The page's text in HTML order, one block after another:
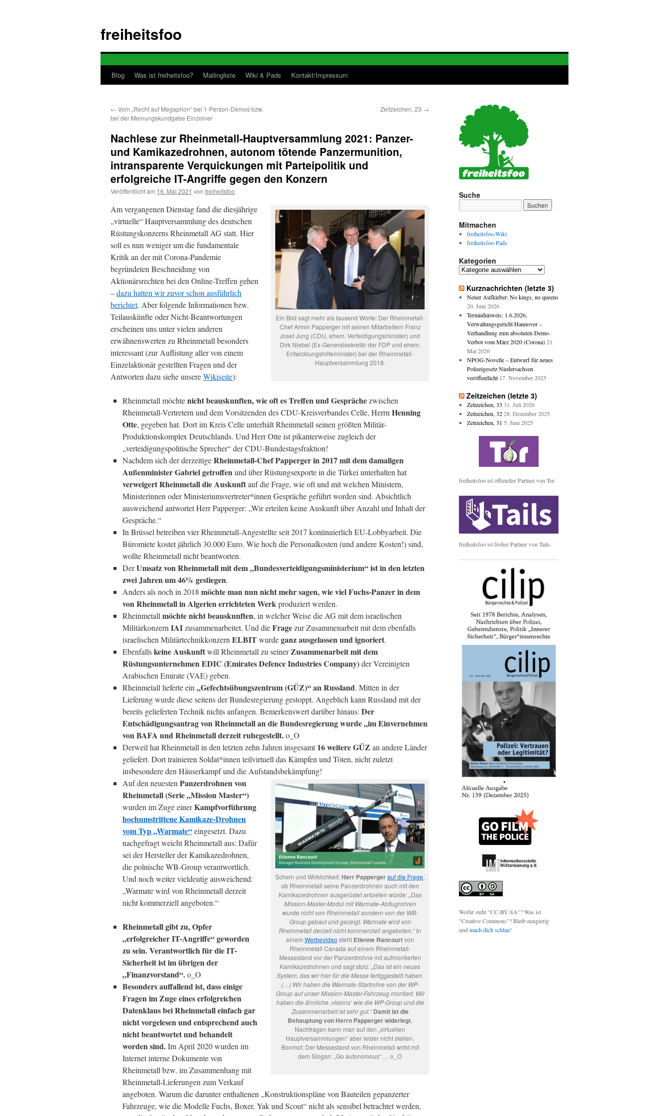
springen
freiheitsfoo
Blog Was ist freiheitsfoo? Mailingliste Wiki & Pads Kontakt/Impressum
← Vom „Recht auf Megaphon“ bei 1-Person-Demos bzw.
bei der Meinungskundgabe Einzelner
Zeitzeichen, 23 →
Nachlese zur Rheinmetall-Hauptversammlung 2021: Panzer-
und Kamikazedrohnen, autonom tötende Panzermunition,
intransparente Verquickungen mit Parteipolitik und
erfolgreiche IT-Angriffe gegen den Konzern
Veröffentlicht am 16. Mai 2021 von freiheitsfoo
Ein Bild sagt mehr als tausend Worte: Der Rheinmetall-
Chef Armin Papperger mit seinen Mitarbeitern Franz
Josef Jung (CDU, ehem. Verteidigungsminister) und
Dirk Niebel (Ex-Generalsekretär der FDP und ehem.
Entwicklungshilfeminister) bei der Rheinmetall-
Hauptversammlung 2018.
Am vergangenen Dienstag fand die diesjährige
„virtuelle“ Hauptversammlung des deutschen
Rüstungskonzerns Rheinmetall AG statt. Hier
soll es nun weniger um die fundamentale
Kritik an der mit Corona-Pandemie
begründeten Beschneidung von
Aktionärsrechten bei den Online-Treffen gehen
–dazu hatten wir zuvor schon ausführlich
berichtet. Aber folgende Informationen bzw.
Teilauskünfte oder Nicht-Beantwortungen
erscheinen uns unter vielen anderen
erwähnenswerten zu Rheinmetall besonders
interessant (zur Auflistung aller von einem
Einzelaktionär gestellten Fragen und der
Antworten dazu siehe unsereWikiseite):
Rheinmetall möchtenicht beauskunften, wie oft es Treffen und Gesprächezwischen
Rheinmetall-Vertretern und dem Vorsitzenden des CDU-Kreisverbandes Celle, Herrn Henning
Otte, gegeben hat. Dort im Kreis Celle unterhält Rheinmetall seinen größten Militär-
Produktionskomplex Deutschlands. Und Herr Otte ist pikanterweise zugleich der
„verteidigungspolitische Sprecher“ der CDU-Bundestagsfraktion!
Nachdem sich der derzeitigeRheinmetall-Chef Papperger in 2017 mit dem damaligen
Außenminister Gabriel getroffenund über Rüstungsexporte in die Türkei unterhalten hat
verweigert Rheinmetall die Auskunftauf die Frage, wie oft und mit welchen Ministern,
Ministerinnen oder Ministeriumsvertreter*innen Gespräche geführt worden sind. Absichtlich
ausweichend antwortet Herr Papperger: „Wir erteilen keine Auskunft über Anzahl und Inhalt der
Gespräche.“
In Brüssel betreiben vier Rheinmetall-Angestellte seit 2017 kontinuierlich EU-Lobbyarbeit. Die
Büromiete kostet jährlich 30.000 Euro. Wie hoch die Personalkosten (und andere Kosten!) sind,
wollte Rheinmetall nicht beantworten.
DerUmsatz von Rheinmetall mit dem „Bundesverteidigungsministerium“ ist in den letzten
zwei Jahren um 46% gestiegen.
Anders als noch in 2018 möchte man nun nicht mehr sagen, wie viel Fuchs-Panzer in dem
von Rheinmetall in Algerien errichteten Werkproduziert werden.
Rheinmetall möchte nicht beauskunften, in welcher Weise die AG mit dem israelischen
Militärkonzern IAIzusammenarbeitet. Und dieFragezur Zusammenarbeit mit dem ebenfalls
israelischen Militärtechnikkonzern ELBITwurdeganz ausgelassen und ignoriert.
Ebenfallskeine Auskunftwill Rheinmetall zu seinerZusammenarbeit mit dem
Rüstungsunternehmen EDIC (Emirates Defence Industries Company)der Vereinigten
Arabischen Emirate (VAE) geben.
Rheinmetall lieferte ein „Gefechtsübungszentrum (GÜZ)“ an Russland. Mitten in der
Lieferung wurde diese seitens der Bundesregierung gestoppt. Angeblich kann Russland mit der
bereits gelieferten Technik nichts anfangen. Bemerkenswert darüber hinaus: Der
Entschädigungsantrag von Rheinmetall an die Bundesregierung wurde „im Einvernehmen
von BAFA und Rheinmetall derzeit ruhegestellt.o_O
Derweil hat Rheinmetall in den letzten zehn Jahren insgesamt16 weitere GÜZ an andere Länder
geliefert. Dort trainieren Soldat*innen teilvirtuell das Kämpfen und Töten, nicht zuletzt
insbesondere den Häuserkampf und die Aufstandsbekämpfung!
Schein und Wirklichkeit: Herr Pappergerauf die Frage,
ob Rheinmetall seine Panzerdrohnen auch mit den
Kamikazedrohnen ausgerüstet anbieten würde:„Das
Mission-Master-Modul mit Warmate-Abflugrohren
wurde nicht von Rheinmetall sondern von der WB-
Group gebaut und gezeigt. Warmate wird von
Rheinmetall derzeit nicht kommerziell angeboten.“In
einem Werbevideo steht Etienne Rancourtvon
Rheinmetall Canada auf einem Rheinmetall-
Messestand vor der Panzerdrohne mit aufmontierten
Kamikazedrohnen und sagt stolz:„Das ist ein neues
System, das wir hier für die Messe fertiggestellt haben.
(…) Wir haben die Warmate-Startrohre von der WP-
Group auf unser Mission-Master-Fahrzeug montiert. Wir
haben die ähnliche ‚visions‘ wie die WP-Group und die
Zusammenarbeit ist sehr gut.“ Damit ist die
Behauptung von Herrn Papperger widerlegt.
Nachfragen kann man auf den „virtuellen
Hauptversammlungen“ aber leider nicht stellen.
Bonmot: Der Messestand von Rheinmetall wirbt mit
dem Slogan: „Go autonomous“ … o_O
Auf den neuesten Panzerdrohnen von
Rheinmetall (Serie „Mission Master“)
wurden im Zuge einerKampfvorführung
hochumstrittene Kamikaze-Drohnen
vom Typ „Warmate“eingesetzt. Dazu
nachgefragt weicht Rheinmetall aus: Dafür
sei der Hersteller der Kamikazedrohnen,
die polnische WB-Group verantwortlich.
Und noch weiter vieldeutig ausweichend:
„Warmate wird von Rheinmetall derzeit
nicht kommerziell angeboten.“
Rheinmetall gibt zu, Opfer
„erfolgreicher IT-Angriffe“ geworden
zu sein. Verantwortlich für die IT-
Sicherheit ist im übrigen der
„Finanzvorstand“.o_O
Besonders auffallend ist, dass einige
Fragen im Zuge eines erfolgreichen
Datenklaus bei Rheinmetall einfach gar
nicht vorgelesen und entsprechend auch
nicht beantwortet und behandelt
worden sind.Im April 2020 wurden im
Internet interne Dokumente von
Rheinmetall bzw. im Zusammenhang mit
Rheinmetall-Lieferungen zum Verkauf
angeboten. Warum die darunter enthaltenen „Konstruktionspläne von Bauteilen gepanzerter
Fahrzeuge, wie die Modelle Fuchs, Boxer, Yak und Scout“ nicht als sensibel betrachtet werden,
Suche
Mitmachen
freiheitsfoo-Wiki
freiheitsfoo-Pads
Kategorien
Kategorien
Kurznachrichten (letzte 3)
Neuer Aufkleber: No kings, no queens
20. Juni 2026
Terminhinweis: 1.6.2026,
Verwaltungsgericht Hannover –
Verhandlung zum absoluten Demo-
Verbot vom März 2020 (Corona) 21.
Mai 2026
NPOG-Novelle – Entwurf für neues
Polizeigesetz Niedersachsen
veröffentlicht 17. November 2025
Zeitzeichen (letzte 3)
Zeitzeichen, 33 31. Juli 2026
Zeitzeichen, 32 28. Dezember 2025
Zeitzeichen, 31 5. Juni 2025
freiheitsfoo ist offizieller Partner von Tor.
freiheitsfoo ist froher Partner von Tails.
Wofür steht "CC-BY-SA"? Was ist
"Creative Commons"? Bleib neugierig
undmach dich schlau!